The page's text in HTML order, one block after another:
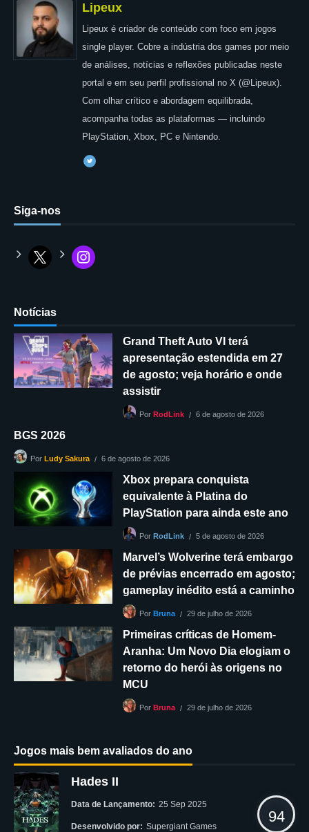
Lipeux
Lipeux é criador de conteúdo com foco em jogos
single player. Cobre a indústria dos games por meio
de análises, notícias e reflexões publicadas neste
portal e em seu perfil profissional no X (@Lipeux).
Com olhar crítico e abordagem equilibrada,
acompanha todas as plataformas — incluindo
PlayStation, Xbox, PC e Nintendo.
Siga-nos
Notícias
Grand Theft Auto VI terá
apresentação estendida em 27
de agosto; veja horário e onde
assistir
Por RodLink 6 de agosto de 2026
BGS 2026
Por Ludy Sakura 6 de agosto de 2026
Xbox prepara conquista
equivalente à Platina do
PlayStation para ainda este ano
Por RodLink 5 de agosto de 2026
Marvel’s Wolverine terá embargo
de prévias encerrado em agosto;
gameplay inédito está a caminho
Por Bruna 29 de julho de 2026
Primeiras críticas de Homem-
Aranha: Um Novo Dia elogiam o
retorno do herói às origens no
MCU
Por Bruna 29 de julho de 2026
Jogos mais bem avaliados do ano
Hades II
Data de Lançamento: 25 Sep 2025
Desenvolvido por: Supergiant Games
94